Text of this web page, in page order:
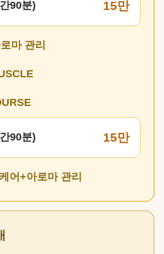
90분) 15만
마 관리
90분) 15만
어+아로마 관리